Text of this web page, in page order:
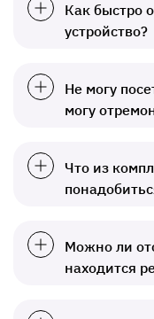
Как быстро
устройство?
Не могу
могу
Что из
Можно ли
находится